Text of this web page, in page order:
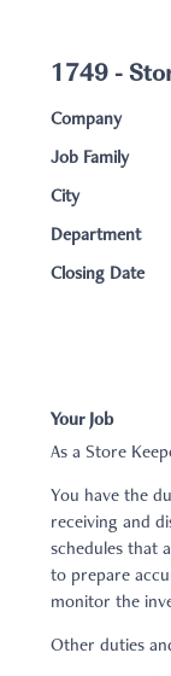
Company
Job Family
City
Department
Closing Date
Your Job
As a Store
You have the
receiving and
schedules that
to prepare
monitor the
Other duties